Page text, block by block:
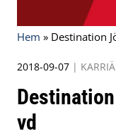
Hem » Destination
2018-09-07 |
vd